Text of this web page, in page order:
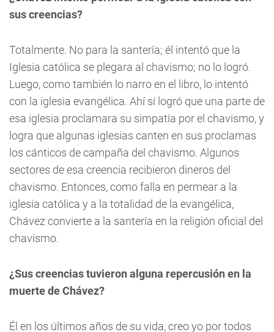
sus creencias?
Totalmente. No para la santería; él intentó que la
Iglesia católica se plegara al chavismo; no lo logró.
Luego, como también lo narro en el libro, lo intentó
con la iglesia evangélica. Ahí sí logró que una parte de
esa iglesia proclamara su simpatía por el chavismo, y
logra que algunas iglesias canten en sus proclamas
los cánticos de campaña del chavismo. Algunos
sectores de esa creencia recibieron dineros del
chavismo. Entonces, como falla en permear a la
iglesia católica y a la totalidad de la evangélica,
Chávez convierte a la santería en la religión oficial del
chavismo.
¿Sus creencias tuvieron alguna repercusión en la
muerte de Chávez?
Él en los últimos años de su vida, creo yo por todos